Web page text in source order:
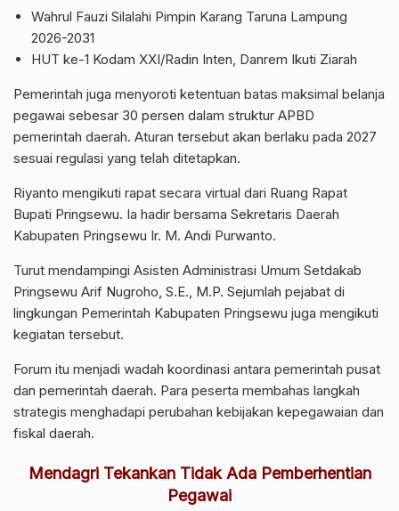
Wahrul Fauzi Silalahi Pimpin Karang Taruna Lampung
2026-2031
HUT ke-1 Kodam XXI/Radin Inten, Danrem Ikuti Ziarah
Pemerintah juga menyoroti ketentuan batas maksimal belanja
pegawai sebesar 30 persen dalam struktur APBD
pemerintah daerah. Aturan tersebut akan berlaku pada 2027
sesuai regulasi yang telah ditetapkan.
Riyanto mengikuti rapat secara virtual dari Ruang Rapat
Bupati Pringsewu. Ia hadir bersama Sekretaris Daerah
Kabupaten Pringsewu Ir. M. Andi Purwanto.
Turut mendampingi Asisten Administrasi Umum Setdakab
Pringsewu Arif Nugroho, S.E., M.P. Sejumlah pejabat di
lingkungan Pemerintah Kabupaten Pringsewu juga mengikuti
kegiatan tersebut.
Forum itu menjadi wadah koordinasi antara pemerintah pusat
dan pemerintah daerah. Para peserta membahas langkah
strategis menghadapi perubahan kebijakan kepegawaian dan
fiskal daerah.
Mendagri Tekankan Tidak Ada Pemberhentian
Pegawai